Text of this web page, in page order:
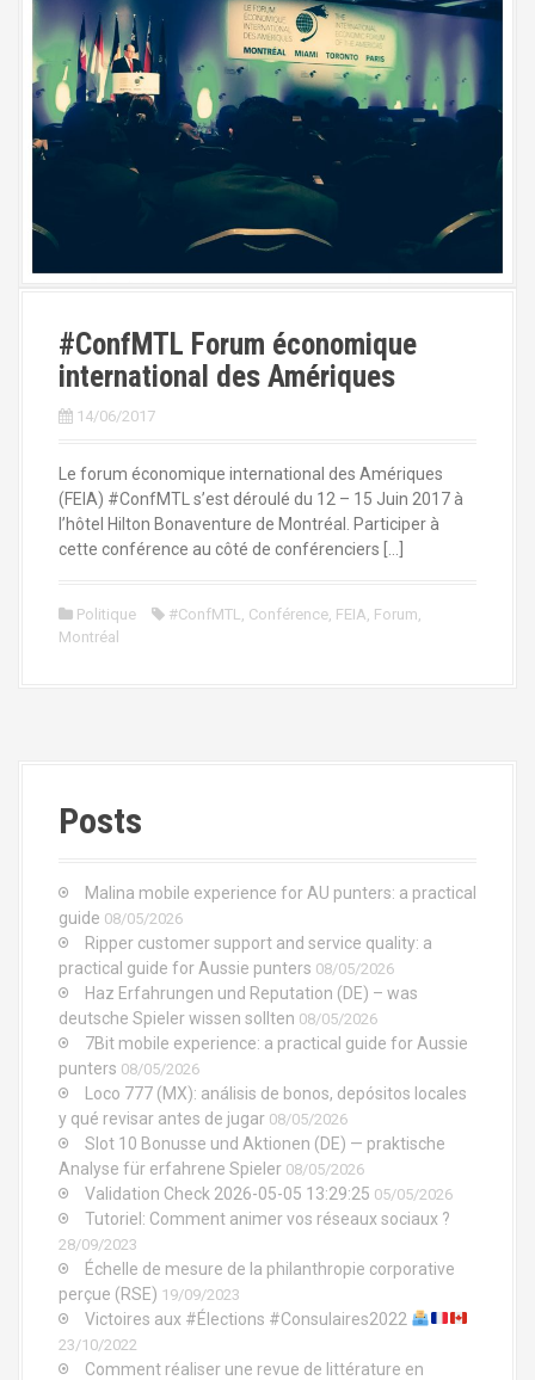
#ConfMTL Forum économique
international des Amériques
14/06/2017
Le forum économique international des Amériques
(FEIA) #ConfMTL s’est déroulé du 12 – 15 Juin 2017 à
l’hôtel Hilton Bonaventure de Montréal. Participer à
cette conférence au côté de conférenciers […]
Politique #ConfMTL Conférence FEIA Forum
Montréal
Posts
Malina mobile experience for AU punters: a practical
guide 08/05/2026
Ripper customer support and service quality: a
practical guide for Aussie punters 08/05/2026
Haz Erfahrungen und Reputation (DE) – was
deutsche Spieler wissen sollten 08/05/2026
7Bit mobile experience: a practical guide for Aussie
punters 08/05/2026
Loco 777 (MX): análisis de bonos, depósitos locales
y qué revisar antes de jugar 08/05/2026
Slot 10 Bonusse und Aktionen (DE) — praktische
Analyse für erfahrene Spieler 08/05/2026
Validation Check 2026-05-05 13:29:25 05/05/2026
Tutoriel: Comment animer vos réseaux sociaux ?
28/09/2023
Échelle de mesure de la philanthropie corporative
perçue (RSE) 19/09/2023
Victoires aux #Élections #Consulaires2022
23/10/2022
Comment réaliser une revue de littérature en